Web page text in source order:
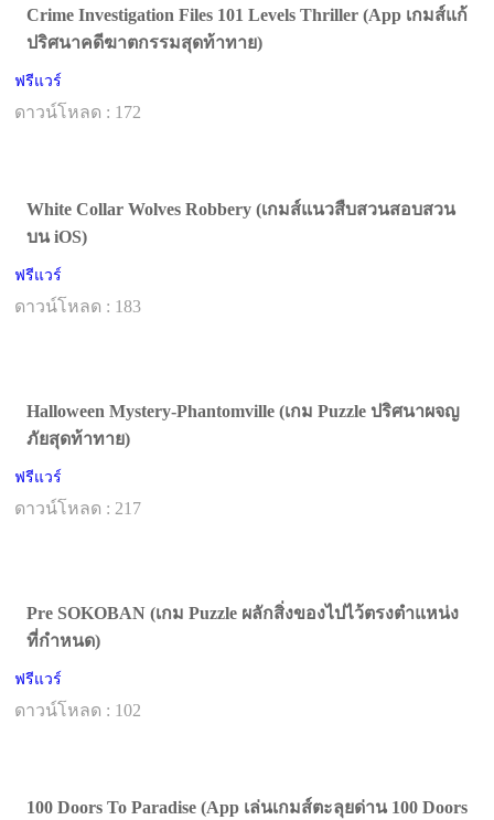
Crime Investigation Files 101 Levels Thriller (App เกมส์แก้
ปริศนาคดีฆาตกรรมสุดท้าทาย)
ฟรีแวร์
ดาวน์โหลด : 172
White Collar Wolves Robbery (เกมส์แนวสืบสวนสอบสวน
บน iOS)
ฟรีแวร์
ดาวน์โหลด : 183
Halloween Mystery-Phantomville (เกม Puzzle ปริศนาผจญ
ภัยสุดท้าทาย)
ฟรีแวร์
ดาวน์โหลด : 217
Pre SOKOBAN (เกม Puzzle ผลักสิ่งของไปไว้ตรงตำแหน่ง
ที่กำหนด)
ฟรีแวร์
ดาวน์โหลด : 102
100 Doors To Paradise (App เล่นเกมส์ตะลุยด่าน 100 Doors